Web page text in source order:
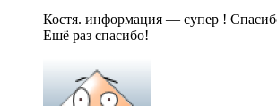
Костя. информация — супер ! Спасибо
Ешё раз спасибо!